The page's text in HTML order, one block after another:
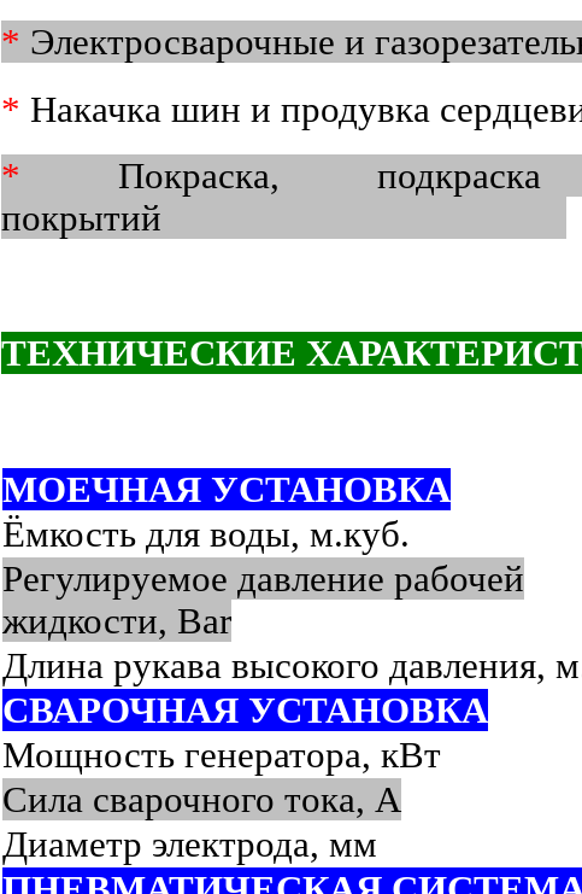
* Электросварочные и
* Накачка шин и продувка
* Покраска,
покрытий
ТЕХНИЧЕСКИЕ
МОЕЧНАЯ УСТАНОВКА
Ёмкость для воды, м.куб.
Регулируемое давление рабочей
жидкости, Bar
Длина рукава высокого давления,
СВАРОЧНАЯ УСТАНОВКА
Мощность генератора, кВт
Сила сварочного тока, А
Диаметр электрода, мм